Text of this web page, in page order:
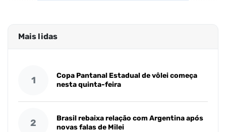
Mais lidas
1
Copa Pantanal Estadual de vôlei começa
nesta quinta-feira
2
Brasil rebaixa relação com Argentina após
novas falas de Milei